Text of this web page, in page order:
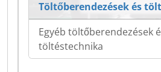
Töltőberendezések és
Egyéb töltőberendezések
töltéstechnika